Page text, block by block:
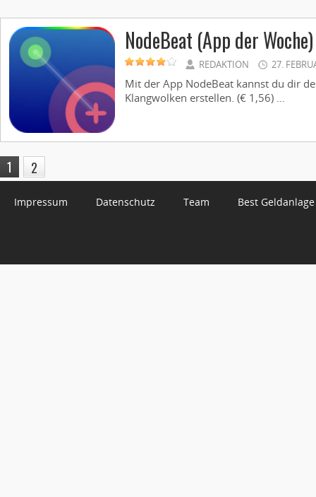
NodeBeat (App der Woche)
REDAKTION 27.
Mit der App NodeBeat kannst du dir
Klangwolken erstellen. (€ 1,56) ...
1 2
Impressum Datenschutz Team Best Geldanlage